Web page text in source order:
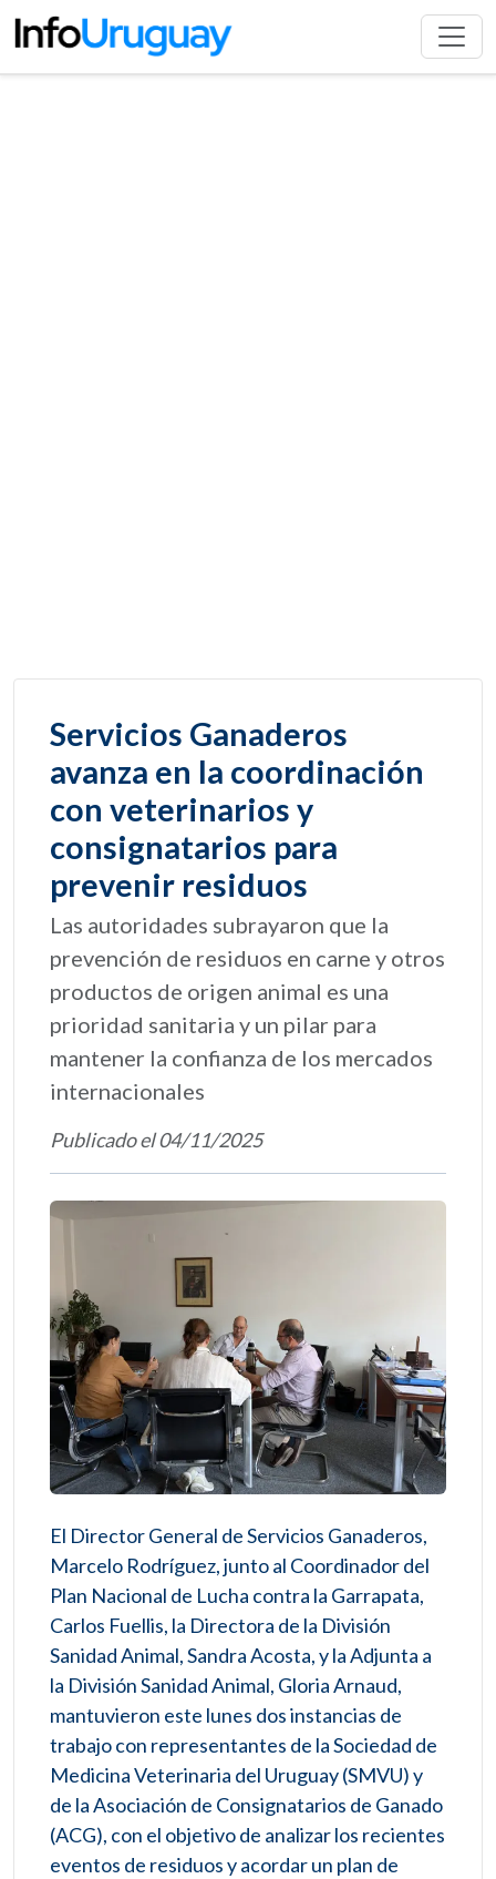
Servicios Ganaderos
avanza en la coordinación
con veterinarios y
consignatarios para
prevenir residuos
Las autoridades subrayaron que la
prevención de residuos en carne y otros
productos de origen animal es una
prioridad sanitaria y un pilar para
mantener la confianza de los mercados
internacionales
Publicado el 04/11/2025
El Director General de Servicios Ganaderos,
Marcelo Rodríguez, junto al Coordinador del
Plan Nacional de Lucha contra la Garrapata,
Carlos Fuellis, la Directora de la División
Sanidad Animal, Sandra Acosta, y la Adjunta a
la División Sanidad Animal, Gloria Arnaud,
mantuvieron este lunes dos instancias de
trabajo con representantes de la Sociedad de
Medicina Veterinaria del Uruguay (SMVU) y
de la Asociación de Consignatarios de Ganado
(ACG), con el objetivo de analizar los recientes
eventos de residuos y acordar un plan de